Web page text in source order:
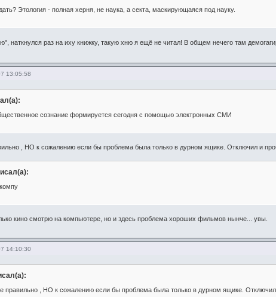
Этология - полная херня, не наука, а секта, маскирующаяся под науку.
наткнулся раз на иху книжку, такую хню я ещё не читал! В общем нечего там
13:05:58
сознание формируется сегодня с помощью электронных СМИ
, НО к сожалению если бы проблема была только в дурном ящике. Отключил и
кино смотрю на компьютере, но и здесь проблема хороших фильмов нынче... увы.
14:10:30
правильно , НО к сожалению если бы проблема была только в дурном ящике.